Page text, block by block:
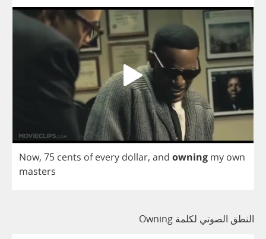
Now, 75 cents of every dollar, and owning my own
masters
النطق الصوتي لكلمة Owning